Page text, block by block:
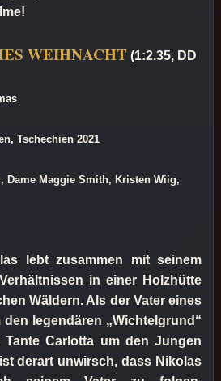
WEIHNACHT (1:2.35, DD
Tschechien 2021
Dame Maggie Smith, Kristen Wiig,
lebt zusammen mit seinem
in einer Holzhütte
Wäldern. Als der Vater eines
legendären „Wichtelgrund“
Carlotta um den Jungen
derart unwirsch, dass Nikolas